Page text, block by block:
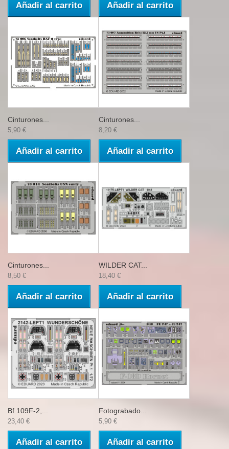
Añadir al carrito Añadir al carrito
Cinturones...
5,90 €
Añadir al carrito
Cinturones...
8,20 €
Añadir al carrito
Cinturones...
8,50 €
Añadir al carrito
WILDER CAT...
18,40 €
Añadir al carrito
Bf 109F-2,...
23,40 €
Añadir al carrito
Fotograbado...
5,90 €
Añadir al carrito